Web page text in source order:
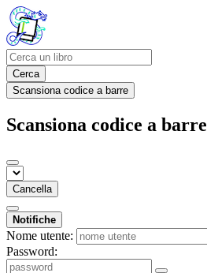
Cerca
Scansiona codice a barre
Scansiona codice a barre
Cancella
Notifiche
Nome utente:
Password: